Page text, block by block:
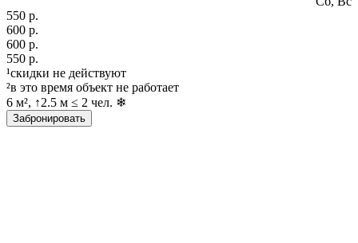
550 р.
600 р.
600 р.
550 р.
¹скидки не действуют
²в это время объект не работает
6 м², ↑2.5 м ≤ 2 чел. ❄
Забронировать